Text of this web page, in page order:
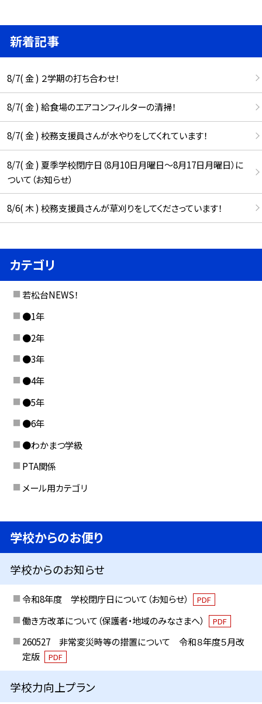
新着記事
8/7( 金 ) ２学期の打ち合わせ！
8/7( 金 ) 給食場のエアコンフィルターの清掃！
8/7( 金 ) 校務支援員さんが水やりをしてくれています！
8/7( 金 ) 夏季学校閉庁日（8月10日月曜日～8月17日月曜日）に
ついて（お知らせ）
8/6( 木 ) 校務支援員さんが草刈りをしてくださっています！
カテゴリ
若松台NEWS！
●1年
●2年
●3年
●4年
●5年
●6年
●わかまつ学級
PTA関係
メール用カテゴリ
学校からのお便り
学校からのお知らせ
令和8年度 学校閉庁日について（お知らせ） PDF
働き方改革について（保護者・地域のみなさまへ） PDF
260527 非常変災時等の措置について 令和８年度５月改
定版
PDF
学校力向上プラン